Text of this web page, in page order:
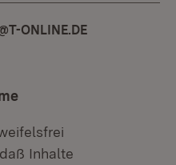
ONLINE.DE
Inhalte